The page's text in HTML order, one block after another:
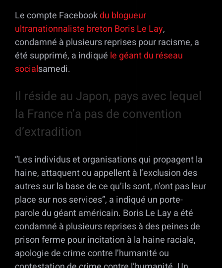
Le compte Facebookdu blogueur
ultranationnaliste breton Boris Le Lay,
condamné à plusieurs reprises pour racisme, a
été supprimé, a indiqué le géant du réseau
socialsamedi.
Il réside au Japon, pays avec lequel
la France n’a pas de convention
d’extradition
“Les individus et organisations qui propagent la
haine, attaquent ou appellent à l’exclusion des
autres sur la base de ce qu’ils sont, n’ont pas leur
place sur nos services”, a indiqué un porte-
parole du géant américain. Boris Le Lay a été
condamné à plusieurs reprises à des peines de
prison ferme pour incitation à la haine raciale,
apologie de crime contre l’humanité ou